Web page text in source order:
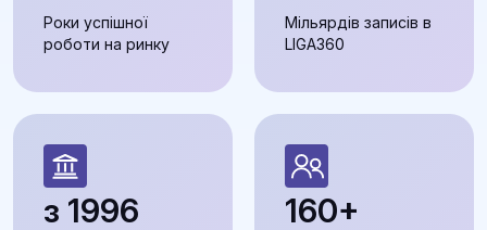
Роки успішної
роботи на ринку
Мільярдів записів в
LIGA360
з 1996 160+